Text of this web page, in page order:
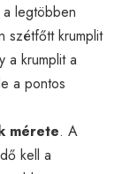
a legtöbben
szétfőtt krumplit
a krumplit a
a pontos
mérete. A
kell a